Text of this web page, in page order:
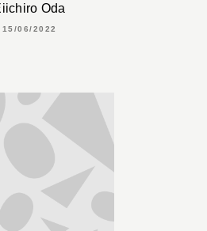
Oda
15/06/2022